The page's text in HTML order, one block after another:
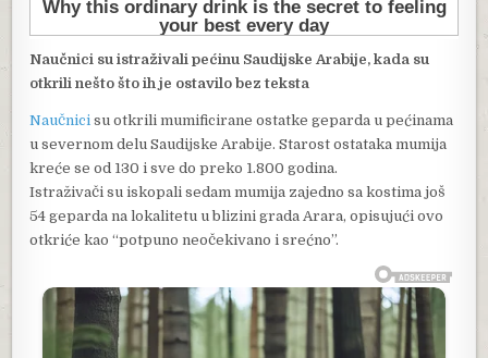
Naučnici su istraživali pećinu Saudijske Arabije, kada su
otkrili nešto što ih je ostavilo bez teksta
Naučnici su otkrili mumificirane ostatke geparda u pećinama
u severnom delu Saudijske Arabije. Starost ostataka mumija
kreće se od 130 i sve do preko 1.800 godina.
Istraživači su iskopali sedam mumija zajedno sa kostima još
54 geparda na lokalitetu u blizini grada Arara, opisujući ovo
otkriće kao “potpuno neočekivano i srećno”.